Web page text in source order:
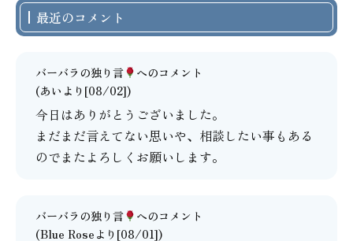
最近のコメント
バーバラの独り言
へのコメント
(あいより[08/02])
今日はありがとうございました。
まだまだ言えてない思いや、相談したい事もある
のでまたよろしくお願いします。
バーバラの独り言
へのコメント
(Blue Roseより[08/01])